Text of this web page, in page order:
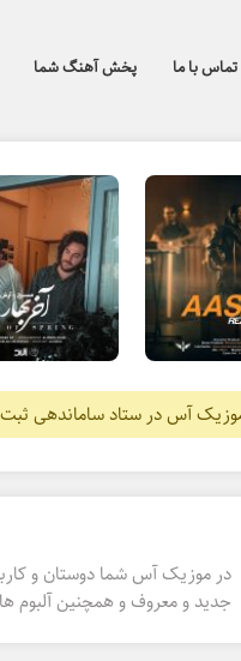
تماس با ما پخش آهنگ شما
موزیک آس در ستاد ساماندهی
در موزیک آس شما دوستان و
جدید و معروف و همچنین آلبوم